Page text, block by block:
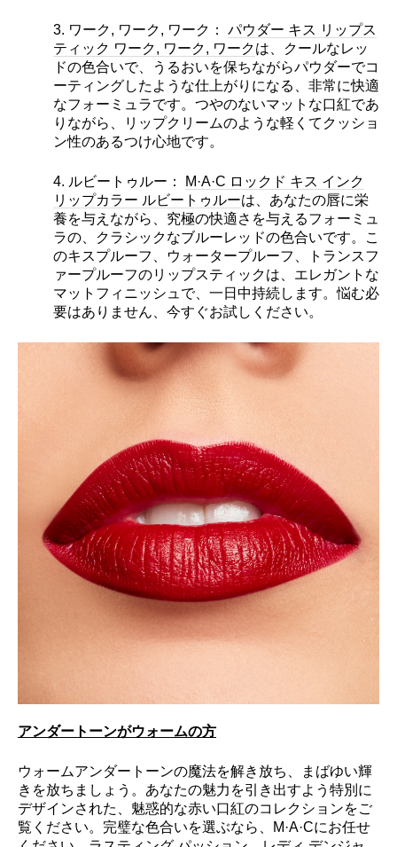
3. ワーク, ワーク, ワーク： パウダー キス リップス
ティック ワーク, ワーク, ワークは、クールなレッ
ドの色合いで、うるおいを保ちながらパウダーでコ
ーティングしたような仕上がりになる、非常に快適
なフォーミュラです。つやのないマットな口紅であ
りながら、リップクリームのような軽くてクッショ
ン性のあるつけ心地です。
4. ルビートゥルー：
M·A·C ロックド キス インク
リップカラー ルビートゥルーは、あなたの唇に栄
養を与えながら、究極の快適さを与えるフォーミュ
ラの、クラシックなブルーレッドの色合いです。こ
のキスプルーフ、ウォータープルーフ、トランスフ
ァープルーフのリップスティックは、エレガントな
マットフィニッシュで、一日中持続します。悩む必
要はありません、今すぐお試しください。
アンダートーンがウォームの方
ウォームアンダートーンの魔法を解き放ち、まばゆい輝
きを放ちましょう。あなたの魅力を引き出すよう特別に
デザインされた、魅惑的な赤い口紅のコレクションをご
覧ください。完璧な色合いを選ぶなら、M·A·Cにお任せ